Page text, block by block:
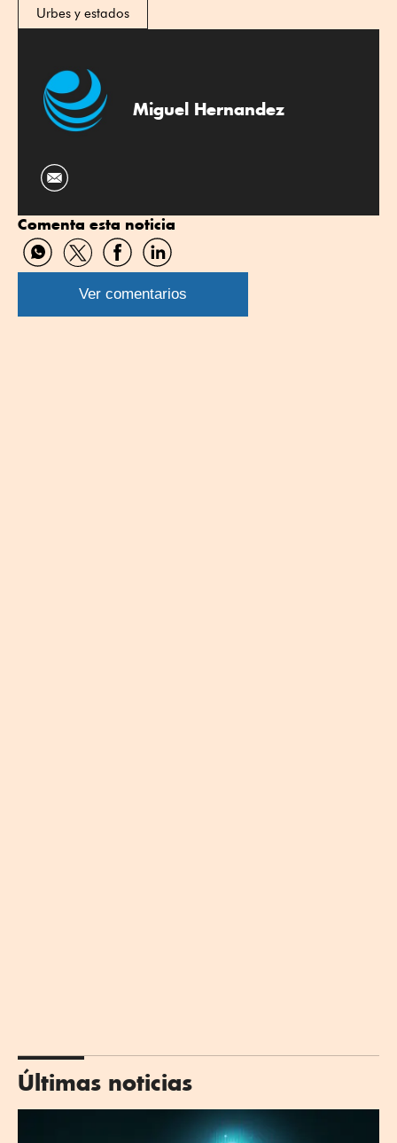
Urbes y estados
Miguel Hernandez
Comenta esta noticia
Compartir
por
WhatsApp
Compartir
por
Twitter
Compartir
por
Facebook
Compartir
por
Linkedin
Ver comentarios
Últimas noticias